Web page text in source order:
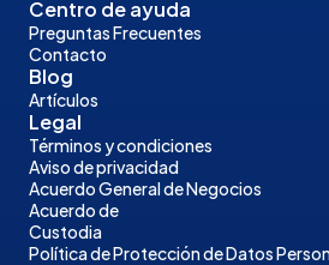
Centro de ayuda
Preguntas Frecuentes
Contacto
Blog
Artículos
Legal
Términos y condiciones
Aviso de privacidad
Acuerdo General de Negocios
Acuerdo de
Custodia
Política de Protección de Datos